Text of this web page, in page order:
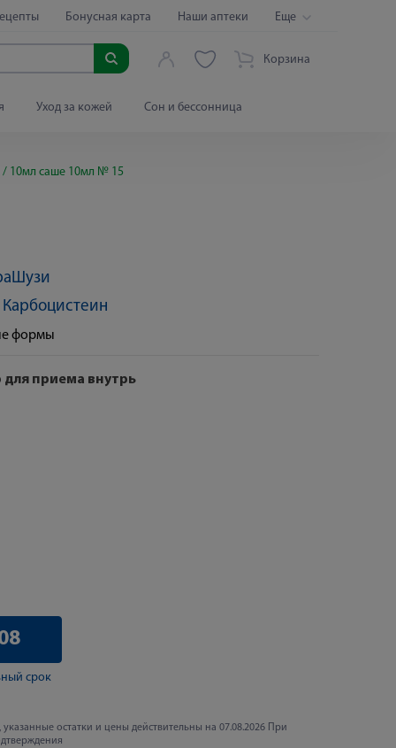
Бонусная карта Наши аптеки Еще
Корзина
Уход за кожей Сон и бессонница
/ 10мл саше 10мл № 15
Карбоцистеин
формы
для приема внутрь
срок
остатки и цены действительны на 07.08.2026 При